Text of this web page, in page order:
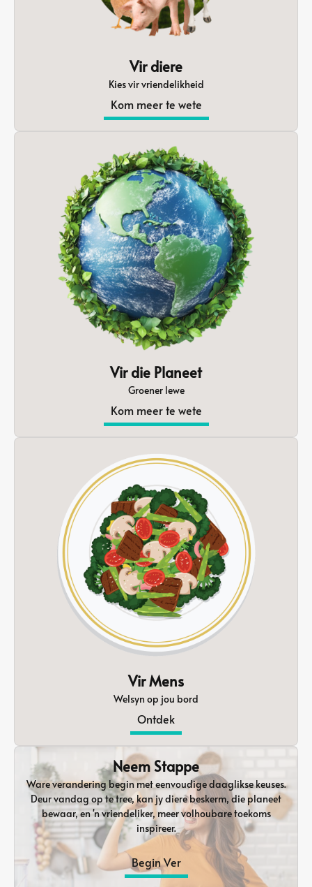
Vir diere
Kies vir vriendelikheid
Kom meer te wete
Vir die Planeet
Groener lewe
Kom meer te wete
Vir Mens
Welsyn op jou bord
Ontdek
Neem Stappe
Ware verandering begin met eenvoudige daaglikse keuses.
Deur vandag op te tree, kan jy diere beskerm, die planeet
bewaar, en 'n vriendeliker, meer volhoubare toekoms
inspireer.
Begin Ver